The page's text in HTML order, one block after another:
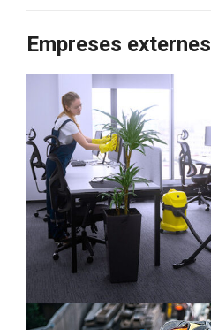
Empreses externes